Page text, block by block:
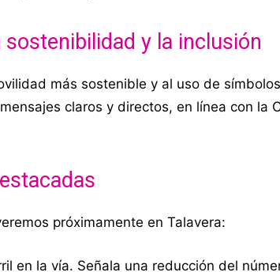
y la inclusión
más sostenible y al uso de
claros y directos, en línea con la
próximamente en Talavera:
en la vía. Señala una reducción del